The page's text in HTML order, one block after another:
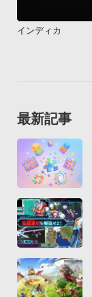
インディカ
最新記事